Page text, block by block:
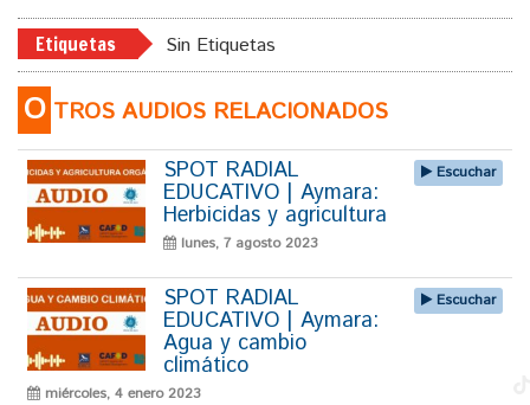
Etiquetas Sin Etiquetas
O TROS AUDIOS RELACIONADOS
SPOT RADIAL
EDUCATIVO | Aymara:
Herbicidas y agricultura
lunes, 7 agosto 2023
Escuchar
SPOT RADIAL
EDUCATIVO | Aymara:
Agua y cambio
climático
miércoles, 4 enero 2023
Escuchar